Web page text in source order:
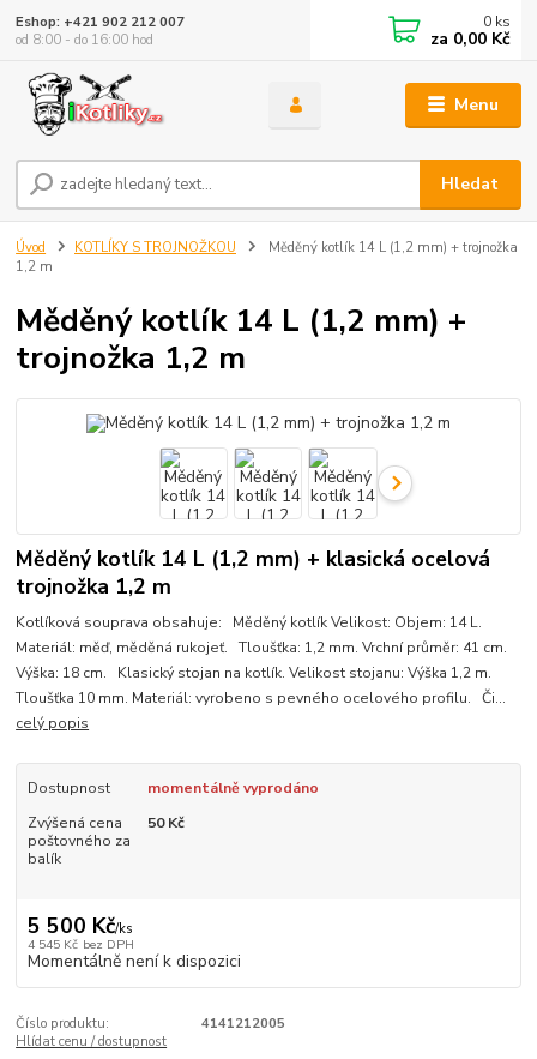
Menu
Hledat
Eshop: +421 902 212 007
od 8:00 - do 16:00 hod
0 ks
za 0,00 Kč
Úvod KOTLÍKY S TROJNOŽKOU
Měděný kotlík 14 L (1,2 mm) + trojnožka
1,2 m
Měděný kotlík 14 L (1,2 mm) +
trojnožka 1,2 m
Měděný kotlík 14 L (1,2 mm) + klasická ocelová
trojnožka 1,2 m
Kotlíková souprava obsahuje: Měděný kotlík Velikost: Objem: 14 L.
Materiál: měď, měděná rukojeť. Tloušťka: 1,2 mm. Vrchní průměr: 41 cm.
Výška: 18 cm. Klasický stojan na kotlík. Velikost stojanu: Výška 1,2 m.
Tloušťka 10 mm. Materiál: vyrobeno s pevného ocelového profilu. Či...
celý popis
Dostupnost
momentálně vyprodáno
Zvýšená cena
poštovného za
balík
50 Kč
5 500 Kč/ks
4 545 Kč bez DPH
Momentálně není k dispozici
Číslo produktu:
4141212005
Hlídat cenu / dostupnost